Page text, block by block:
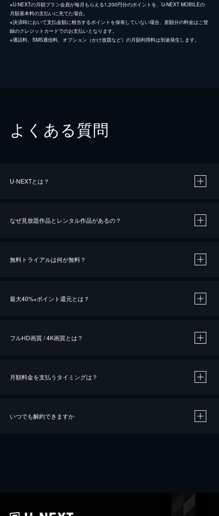
※U-NEXTの月額プラン会員が毎月もらえる1,200円分のポイントを、U-NEXT MOBILEの
月額基本料の支払いに充てた場合。
※決済時において支払金額に相当するポイントを保有していない場合、差額分の料金はご登
録のクレジットカードでのお支払いとなります。
※通話料、SMS通信料、オプション（かけ放題など）の月額利用料は別途発生します。
よくある質問
U-NEXTとは？
なぜ見放題作品とレンタル作品があるの？
無料トライアルは何が無料？
最大40%※ポイント還元とは？
※40％ポイント還元の対象は、クレジットカード決済による作品の購入 / レンタルです。
iOSアプリのUコイン決済による作品の購入 / レンタルは、20％のポイント還元です。
フルHD画質 / 4K画質とは？
月額料金を支払うタイミングは？
いつでも解約できますか